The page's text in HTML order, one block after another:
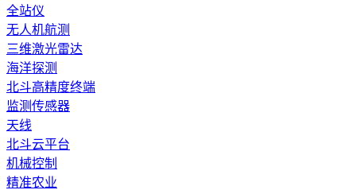
全站仪
无人机航测
三维激光雷达
海洋探测
北斗高精度终端
监测传感器
天线
北斗云平台
机械控制
精准农业